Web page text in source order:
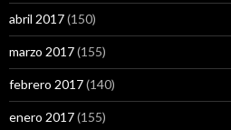
abril 2017(150)
marzo 2017(155)
febrero 2017(140)
enero 2017(155)